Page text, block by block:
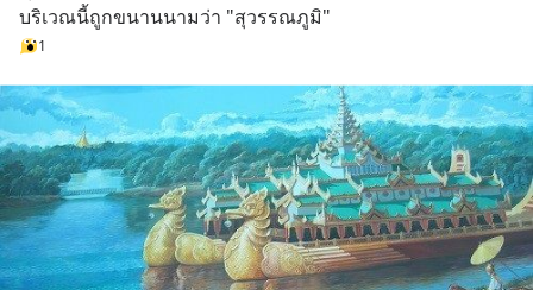
บริเวณนี้ถูกขนานนามว่า "สุวรรณภูมิ"
1